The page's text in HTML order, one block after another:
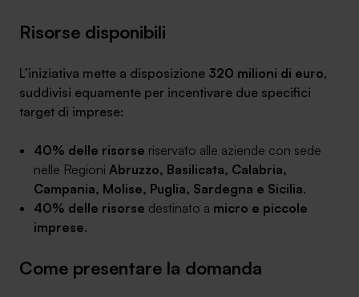
Risorse disponibili
L’iniziativa mette a disposizione 320 milioni di euro,
suddivisi equamente per incentivare due specifici
target di imprese:
40% delle risorse riservato alle aziende con sede
nelle Regioni Abruzzo, Basilicata, Calabria,
Campania, Molise, Puglia, Sardegna e Sicilia.
40% delle risorse destinato a micro e piccole
imprese.
Come presentare la domanda